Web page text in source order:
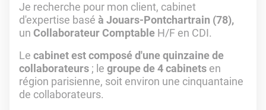
Je recherche pour mon client, cabinet
d'expertise basé à Jouars-Pontchartrain (78),
un Collaborateur Comptable H/F en CDI.
Le cabinet est composé d'une quinzaine de
collaborateurs ; le groupe de 4 cabinets en
région parisienne, soit environ une cinquantaine
de collaborateurs.